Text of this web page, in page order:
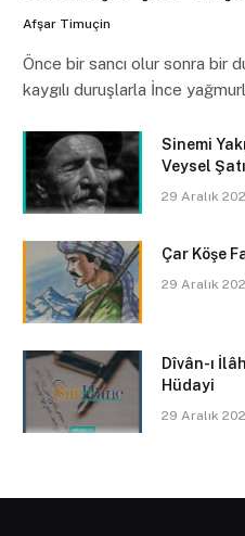
Afşar Timuçin
Önce bir sancı olur sonra bir
kaygılı duruşlarla İnce
Sinemi
Veysel
29 Aralık
Çar Köşe
29 Aralık
Dîvân-ı
Hüdayi
29 Aralık